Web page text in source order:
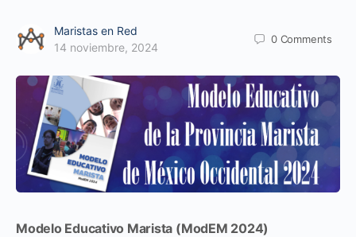
Maristas en Red
14 noviembre, 2024
0 Comments
Modelo Educativo Marista (ModEM 2024)